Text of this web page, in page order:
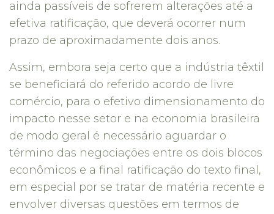
ainda passíveis de sofrerem alterações até a
efetiva ratificação, que deverá ocorrer num
prazo de aproximadamente dois anos.
Assim, embora seja certo que a indústria têxtil
se beneficiará do referido acordo de livre
comércio, para o efetivo dimensionamento do
impacto nesse setor e na economia brasileira
de modo geral é necessário aguardar o
término das negociações entre os dois blocos
econômicos e a final ratificação do texto final,
em especial por se tratar de matéria recente e
envolver diversas questões em termos de